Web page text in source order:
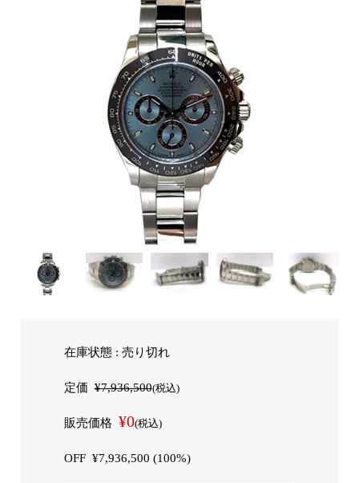
在庫状態 : 売り切れ
定価¥7,936,500(税込)
販売価格 ¥0(税込)
OFF ¥7,936,500 (100%)